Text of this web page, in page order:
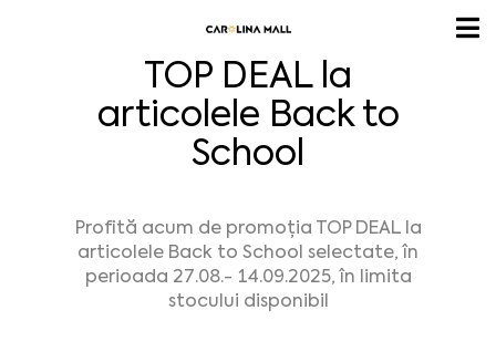
TOP DEAL la
articolele Back to
School
Profită acum de promoția TOP DEAL la
articolele Back to School selectate, în
perioada 27.08.- 14.09.2025, în limita
stocului disponibil